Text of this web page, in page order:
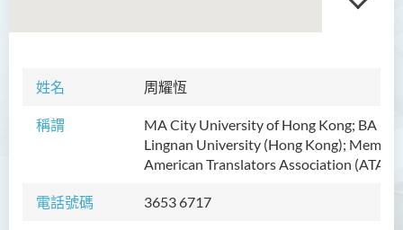
姓名 周耀恆
稱謂
MA City University of Hong Kong; BA
Lingnan University (Hong Kong); Member,
American Translators Association (ATA)
電話號碼 3653 6717